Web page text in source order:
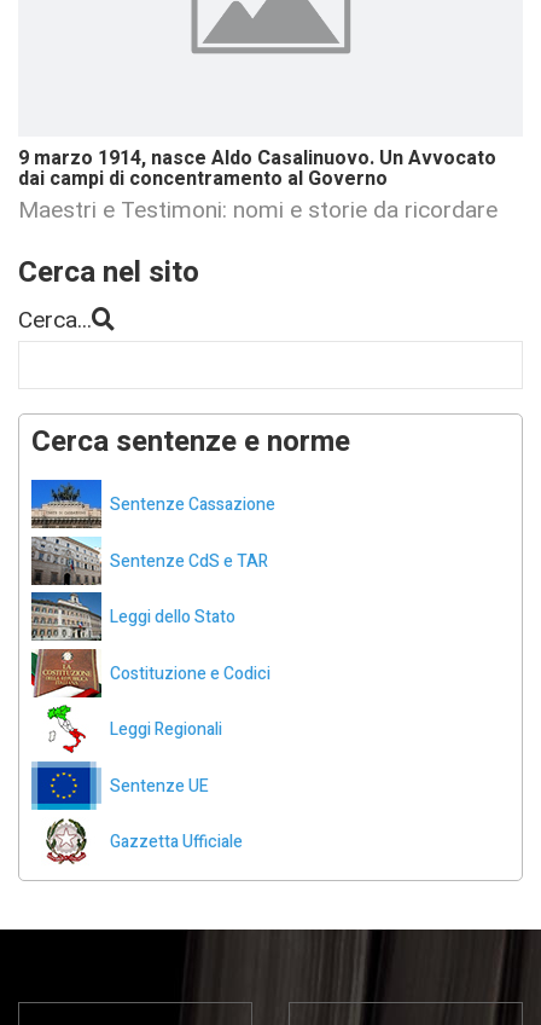
9 marzo 1914, nasce Aldo Casalinuovo. Un Avvocato
dai campi di concentramento al Governo
Maestri e Testimoni: nomi e storie da ricordare
Cerca nel sito
Cerca...
Cerca sentenze e norme
Sentenze Cassazione
Sentenze CdS e TAR
Leggi dello Stato
Costituzione e Codici
Leggi Regionali
Sentenze UE
Gazzetta Ufficiale